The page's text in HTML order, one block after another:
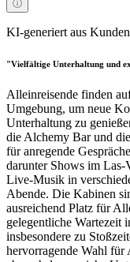
KI-generiert aus
"Vielfältige Unterhaltung und
Alleinreisende finden
Umgebung, um neue
Unterhaltung zu
die Alchemy Bar und
für anregende
darunter Shows im Las-
Live-Musik in
Abende. Die Kabinen
ausreichend Platz für
gelegentliche Wartezeit
insbesondere zu
hervorragende Wahl für